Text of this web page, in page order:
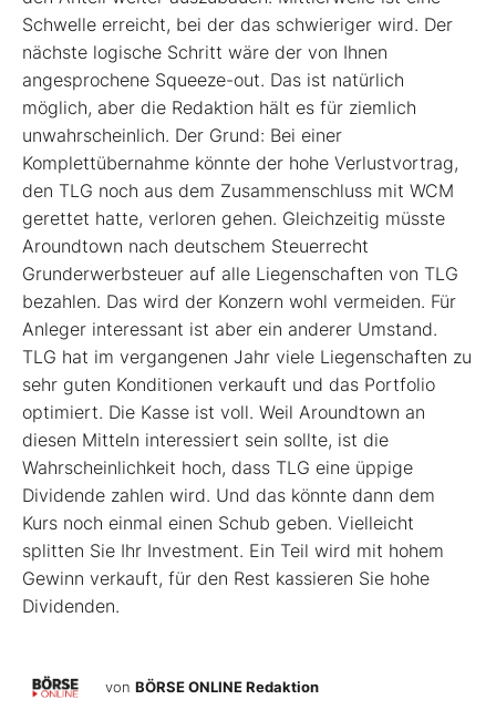
Schwelle erreicht, bei der das schwieriger wird. Der
nächste logische Schritt wäre der von Ihnen
angesprochene Squeeze-out. Das ist natürlich
möglich, aber die Redaktion hält es für ziemlich
unwahrscheinlich. Der Grund: Bei einer
Komplettübernahme könnte der hohe Verlustvortrag,
den TLG noch aus dem Zusammenschluss mit WCM
gerettet hatte, verloren gehen. Gleichzeitig müsste
Aroundtown nach deutschem Steuerrecht
Grunderwerbsteuer auf alle Liegenschaften von TLG
bezahlen. Das wird der Konzern wohl vermeiden. Für
Anleger interessant ist aber ein anderer Umstand.
TLG hat im vergangenen Jahr viele Liegenschaften zu
sehr guten Konditionen verkauft und das Portfolio
optimiert. Die Kasse ist voll. Weil Aroundtown an
diesen Mitteln interessiert sein sollte, ist die
Wahrscheinlichkeit hoch, dass TLG eine üppige
Dividende zahlen wird. Und das könnte dann dem
Kurs noch einmal einen Schub geben. Vielleicht
splitten Sie Ihr Investment. Ein Teil wird mit hohem
Gewinn verkauft, für den Rest kassieren Sie hohe
Dividenden.
von BÖRSE ONLINE Redaktion